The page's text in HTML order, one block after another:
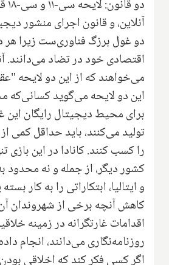
آنلاین، و قانون اجرای منشور
دو غول برزگ فناوری‌ست زیرا هر
اقتصادی خود در تضاد می‌دانند.
می‌خواهند که از این دو لایحه
این دو لایحه می‌گوید کسانی‌که
برای محیط دیجیتال رایگان این
تولید می‌کنند، باید حداقل کمی از
را کسب کنند. کانادا در این بازی
کشور دیگر، از جمله و نه محدود
و ایتالیا، ابتکاراتی را به کار
کاهش آنچه برخی از شهروندان
اقدامات غارتگرانه در زمینه
روزنامه‌نگاری می‌دانند، انجام
اگر کسی فکر کند که اخلاقی